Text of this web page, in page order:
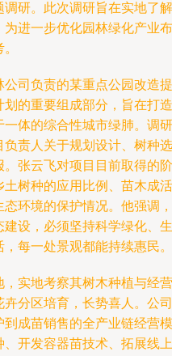
研。此次调研旨在实地了解
进一步优化园林绿化产业布
司负责的某重点公园改造提
的重要组成部分，旨在打造
体的综合性城市绿肺。调研
责人关于规划设计、树种选
张云飞对项目目前取得的阶
树种的应用比例、苗木成活
环境的保护情况。他强调，
设，必须坚持科学绿化、生
每一处景观都能持续惠民。
实地考察其树木种植与经营
分区培育，长势喜人。公司
成苗销售的全产业链经营模
开发容器苗技术、拓展线上